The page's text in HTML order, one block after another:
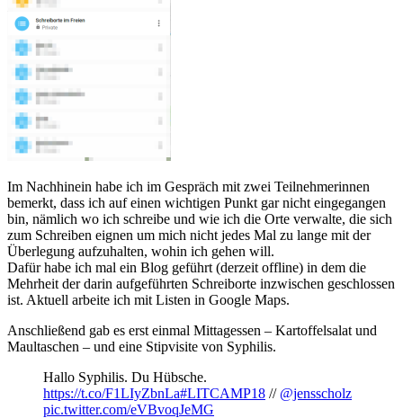
Im Nachhinein habe ich im Gespräch mit zwei Teilnehmerinnen
bemerkt, dass ich auf einen wichtigen Punkt gar nicht eingegangen
bin, nämlich wo ich schreibe und wie ich die Orte verwalte, die sich
zum Schreiben eignen um mich nicht jedes Mal zu lange mit der
Überlegung aufzuhalten, wohin ich gehen will.
Dafür habe ich mal ein Blog geführt (derzeit offline) in dem die
Mehrheit der darin aufgeführten Schreiborte inzwischen geschlossen
ist. Aktuell arbeite ich mit Listen in Google Maps.
Anschließend gab es erst einmal Mittagessen – Kartoffelsalat und
Maultaschen – und eine Stipvisite von Syphilis.
Hallo Syphilis. Du Hübsche.
https://t.co/F1LIyZbnLa#LITCAMP18 // @jensscholz
pic.twitter.com/eVBvoqJeMG